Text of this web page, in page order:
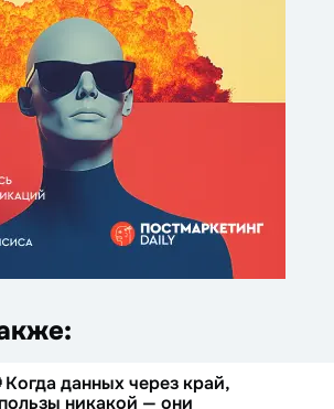
Когда данных через край,
никакой — они